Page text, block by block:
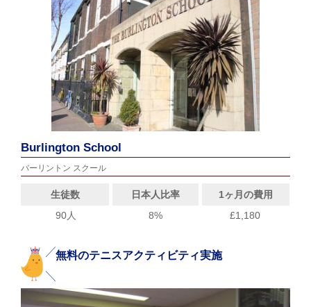
Burlington School
バーリントン スクール
生徒数 日本人比率
1ヶ月の費用
90人
8% £1,180
無料のテニスアクティビティ実施